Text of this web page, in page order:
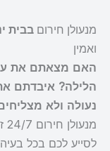
מנעולן חירום בבית
ואמין
האם מצאתם את
הלילה? איבדתם
נעולה ולא
לסייע לכם בכל